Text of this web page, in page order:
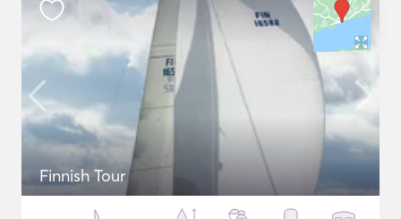
Finnish Tour